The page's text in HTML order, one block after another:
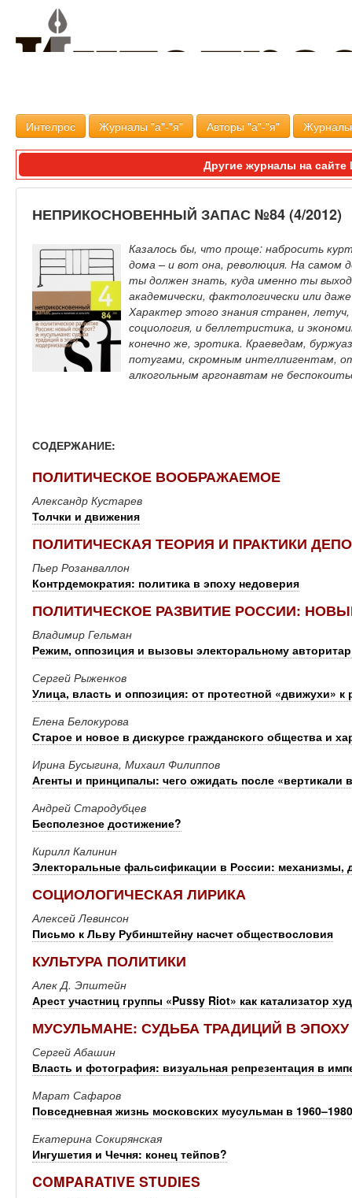
Интелрос Журналы "а"-"я" Авторы "а"-"я"
Другие журналы на
НЕПРИКОСНОВЕННЫЙ ЗАПАС №84 (4/2012)
Казалось бы, что проще: набросить
дома – и вот она, революция. На самом
ты должен знать, куда именно ты
академически, фактологически или
Характер этого знания странен,
социология, и беллетристика, и
конечно же, эротика. Краеведам,
потугами, скромным интеллигентам,
алкогольным аргонавтам не
СОДЕРЖАНИЕ:
ПОЛИТИЧЕСКОЕ ВООБРАЖАЕМОЕ
Александр Кустарев
Толчки и движения
ПОЛИТИЧЕСКАЯ ТЕОРИЯ И ПРАКТИКИ
Пьер Розанваллон
Контрдемократия: политика в эпоху недоверия
ПОЛИТИЧЕСКОЕ РАЗВИТИЕ РОССИИ:
Владимир Гельман
Режим, оппозиция и вызовы электоральному
Сергей Рыженков
Улица, власть и оппозиция: от протестной «движухи»
Елена Белокурова
Старое и новое в дискурсе гражданского общества и
Ирина Бусыгина, Михаил Филиппов
Агенты и принципалы: чего ожидать после «вертикали
Андрей Стародубцев
Бесполезное достижение?
Кирилл Калинин
Электоральные фальсификации в России: механизмы,
СОЦИОЛОГИЧЕСКАЯ ЛИРИКА
Алексей Левинсон
Письмо к Льву Рубинштейну насчет обществословия
КУЛЬТУРА ПОЛИТИКИ
Алек Д. Эпштейн
Арест участниц группы «Pussy Riot» как катализатор
МУСУЛЬМАНЕ: СУДЬБА ТРАДИЦИЙ В
Сергей Абашин
Власть и фотография: визуальная репрезентация в
Марат Сафаров
Повседневная жизнь московских мусульман в
Екатерина Сокирянская
Ингушетия и Чечня: конец тейпов?
COMPARATIVE STUDIES